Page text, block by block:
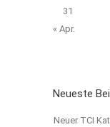
31
« Apr.
Neueste
Neuer TCI